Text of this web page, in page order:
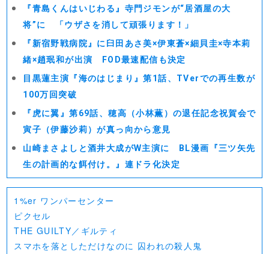
『青島くんはいじわる』寺門ジモンが“居酒屋の大
将”に 「ウザさを消して頑張ります！」
『新宿野戦病院』に臼田あさ美×伊東蒼×細貝圭×寺本莉
緒×趙珉和が出演 FOD最速配信も決定
目黒蓮主演『海のはじまり』第1話、TVerでの再生数が
100万回突破
『虎に翼』第69話、穂高（小林薫）の退任記念祝賀会で
寅子（伊藤沙莉）が真っ向から意見
山崎まさよしと酒井大成がW主演に BL漫画『三ツ矢先
生の計画的な餌付け。』連ドラ化決定
1%er ワンパーセンター
ピクセル
THE GUILTY／ギルティ
スマホを落としただけなのに 囚われの殺人鬼